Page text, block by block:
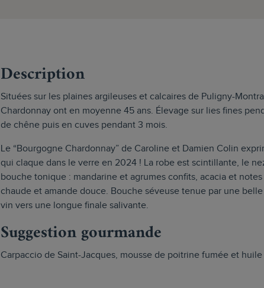
Description
Situées sur les plaines argileuses et calcaires de Puligny-
Chardonnay ont en moyenne 45 ans. Élevage sur lies fines
de chêne puis en cuves pendant 3 mois.
Le “Bourgogne Chardonnay” de Caroline et Damien Colin
qui claque dans le verre en 2024 ! La robe est scintillante, le
bouche tonique : mandarine et agrumes confits, acacia et
chaude et amande douce. Bouche séveuse tenue par une
vin vers une longue finale salivante.
Suggestion gourmande
Carpaccio de Saint-Jacques, mousse de poitrine fumée et